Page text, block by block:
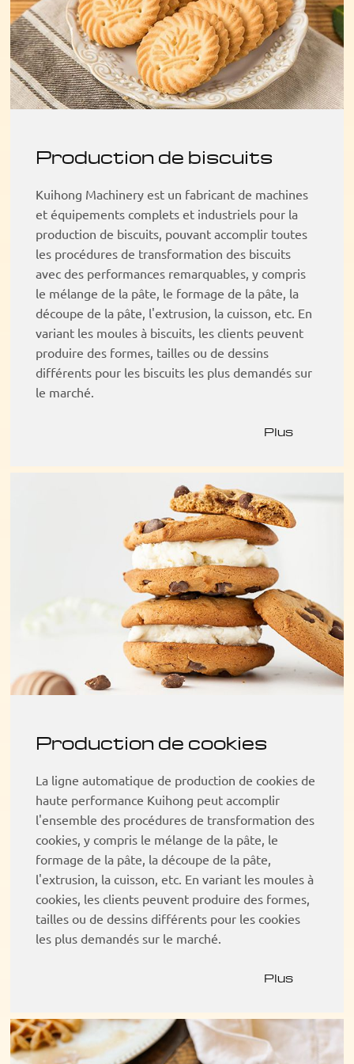
Production de biscuits
Kuihong Machinery est un fabricant de machines
et équipements complets et industriels pour la
production de biscuits, pouvant accomplir toutes
les procédures de transformation des biscuits
avec des performances remarquables, y compris
le mélange de la pâte, le formage de la pâte, la
découpe de la pâte, l'extrusion, la cuisson, etc. En
variant les moules à biscuits, les clients peuvent
produire des formes, tailles ou de dessins
différents pour les biscuits les plus demandés sur
le marché.
Plus
Production de cookies
La ligne automatique de production de cookies de
haute performance Kuihong peut accomplir
l'ensemble des procédures de transformation des
cookies, y compris le mélange de la pâte, le
formage de la pâte, la découpe de la pâte,
l'extrusion, la cuisson, etc. En variant les moules à
cookies, les clients peuvent produire des formes,
tailles ou de dessins différents pour les cookies
les plus demandés sur le marché.
Plus